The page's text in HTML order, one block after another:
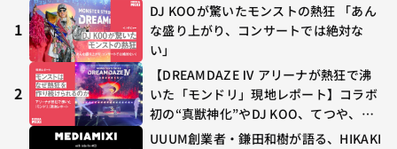
1
DJ KOOが驚いたモンストの熱狂 「あん
な盛り上がり、コンサートでは絶対な
い」
2
【DREAMDAZE Ⅳ アリーナが熱狂で沸
いた「モンドリ」現地レポート】コラボ
初の“真獣神化”やDJ KOO、てつや、兎
田ぺこら、壱百満天原サロメらも集結
UUUM創業者・鎌田和樹が語る、HIKAKI